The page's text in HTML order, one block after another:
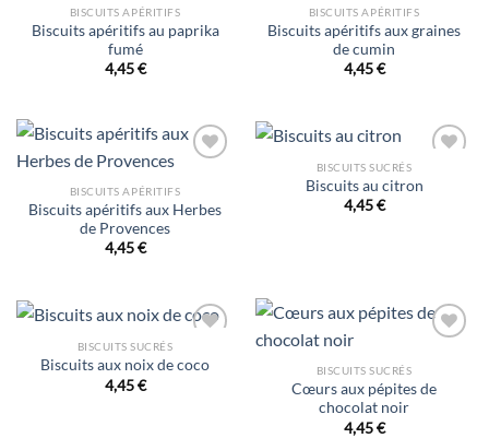
à la liste
d’envies
BISCUITS APÉRITIFS
Biscuits apéritifs au paprika
fumé
4,45€
à la liste
d’envies
BISCUITS APÉRITIFS
Biscuits apéritifs aux graines
de cumin
4,45€
à la liste
d’envies
BISCUITS APÉRITIFS
Biscuits apéritifs aux Herbes
de Provences
4,45€
à la liste
BISCUITS SUCRÉS
Biscuits au citron
4,45€
à la liste
BISCUITS SUCRÉS
Biscuits aux noix de coco
4,45€
d’envies
BISCUITS SUCRÉS
Cœurs aux pépites de
chocolat noir
4,45€